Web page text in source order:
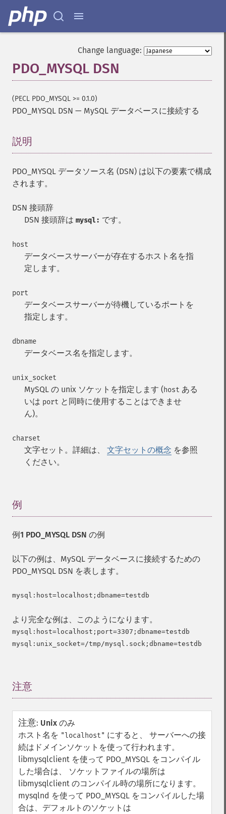
Change language:
PDO_MYSQL DSN
(PECL PDO_MYSQL >= 0.1.0)
PDO_MYSQL DSN — MySQL データベースに接続する
説明
PDO_MYSQL データソース名 (DSN) は以下の要素で構成
されます。
DSN 接頭辞
DSN 接頭辞は mysql: です。
host
データベースサーバーが存在するホスト名を指
定します。
port
データベースサーバーが待機しているポートを
指定します。
dbname
データベース名を指定します。
unix_socket
MySQL の unix ソケットを指定します (host ある
いは port と同時に使用することはできませ
ん)。
charset
文字セット。詳細は、 文字セットの概念 を参照
ください。
例
例1 PDO_MYSQL DSN の例
以下の例は、MySQL データベースに接続するための
PDO_MYSQL DSN を表します。
より完全な例は、このようになります。
mysql:host=localhost;port=3307;dbname=testdb
注意
注意: Unix のみ
ホスト名を "localhost" にすると、 サーバーへの接
続はドメインソケットを使って行われます。
libmysqlclient を使って PDO_MYSQL をコンパイル
した場合は、 ソケットファイルの場所は
libmysqlclient のコンパイル時の場所になります。
mysqlnd を使って PDO_MYSQL をコンパイルした場
合は、デフォルトのソケットは